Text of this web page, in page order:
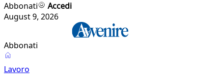
Abbonati
Accedi
August 9, 2026
Abbonati
Lavoro